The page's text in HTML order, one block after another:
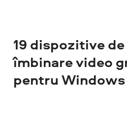
19 dispozitive
îmbinare video
pentru Windows